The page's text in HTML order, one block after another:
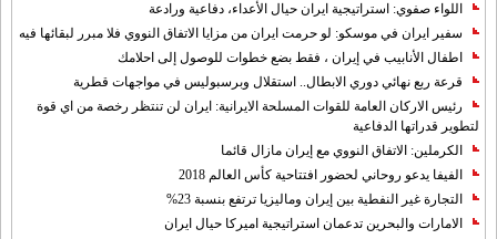
اللواء صفوي: استراتيجية ايران حيال الأعداء، دفاعية ورادعة
سفير ايران في موسكو: لو حرمت ايران من مزايا الاتفاق النووي فلا مبرر لبقائها فيه
اطفال الأنابيب في إيران ، فقط بضع خطوات للوصول إلى احلامك
قرعة ربع نهائي دوري الابطال.. استقلال وبرسبوليس في مواجهات قطرية
رئيس الاركان العامة للقوات المسلحة الايرانية: ايران لن تنتظر رخصة من اي قوة
لتطوير قدراتها الدفاعية
الكرملين: الاتفاق النووي مع إيران مازال قائما
الفيفا يدعو روحاني لحضور افتتاحية كأس العالم 2018
التجارة غیر النفطیة بین إیران ومالیزیا ترتفع بنسبة 23%
الامارات والبحرين تدعمان استراتيجية اميركا حيال ايران